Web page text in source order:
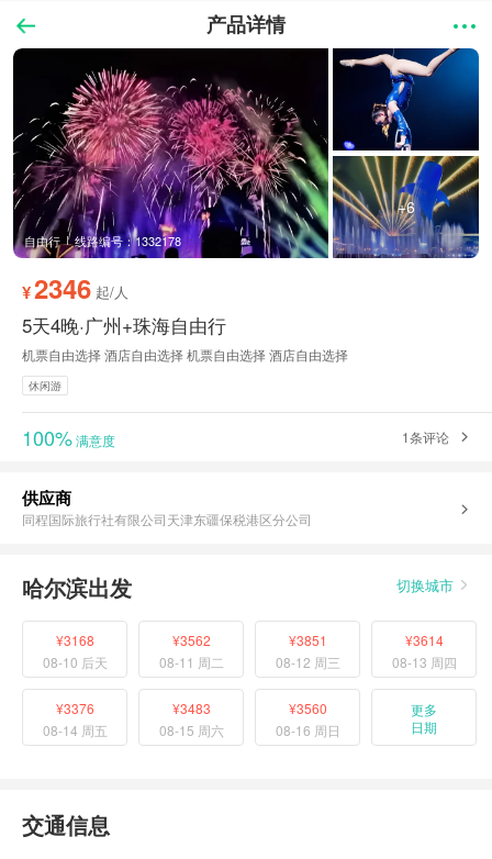
产品详情
自由行 线路编号：1332178
+6
¥2346 起/人
5天4晚·广州+珠海自由行
机票自由选择 酒店自由选择 机票自由选择 酒店自由选择
休闲游
100%满意度 1条评论
供应商
同程国际旅行社有限公司天津东疆保税港区分公司
哈尔滨出发 切换城市
¥3168
08-10 后天
¥3562
08-11 周二
¥3851
08-12 周三
¥3614
08-13 周四
¥3376
08-14 周五
¥3483
08-15 周六
¥3560
08-16 周日
更多
日期
交通信息